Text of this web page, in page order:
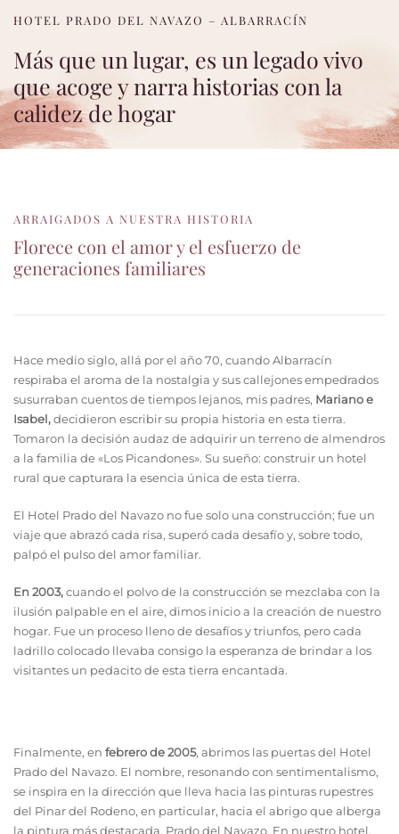
HOTEL PRADO DEL NAVAZO – ALBARRACÍN
Más que un lugar, es un legado vivo
que acoge y narra historias con la
calidez de hogar
ARRAIGADOS A NUESTRA HISTORIA
Florece con el amor y el esfuerzo de
generaciones familiares
Hace medio siglo, allá por el año 70, cuando Albarracín
respiraba el aroma de la nostalgia y sus callejones empedrados
susurraban cuentos de tiempos lejanos, mis padres, Mariano e
Isabel,decidieron escribir su propia historia en esta tierra.
Tomaron la decisión audaz de adquirir un terreno de almendros
a la familia de «Los Picandones». Su sueño: construir un hotel
rural que capturara la esencia única de esta tierra.
El Hotel Prado del Navazo no fue solo una construcción; fue un
viaje que abrazó cada risa, superó cada desafío y, sobre todo,
palpó el pulso del amor familiar.
En 2003,cuando el polvo de la construcción se mezclaba con la
ilusión palpable en el aire, dimos inicio a la creación de nuestro
hogar. Fue un proceso lleno de desafíos y triunfos, pero cada
ladrillo colocado llevaba consigo la esperanza de brindar a los
visitantes un pedacito de esta tierra encantada.
Finalmente, en febrero de 2005, abrimos las puertas del Hotel
Prado del Navazo. El nombre, resonando con sentimentalismo,
se inspira en la dirección que lleva hacia las pinturas rupestres
del Pinar del Rodeno, en particular, hacia el abrigo que alberga
la pintura más destacada, Prado del Navazo. En nuestro hotel,